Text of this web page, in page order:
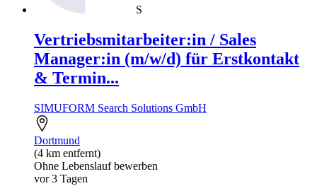
S
Vertriebsmitarbeiter:in / Sales
Manager:in (m/w/d) für Erstkontakt
& Termin...
SIMUFORM Search Solutions GmbH
Dortmund
(4 km entfernt)
Ohne Lebenslauf bewerben
vor 3 Tagen